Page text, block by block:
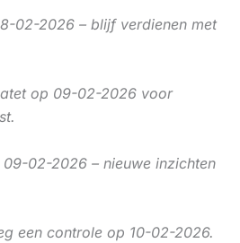
02-2026 – blijf verdienen met
op 09-02-2026 voor
02-2026 – nieuwe inzichten
een controle op 10-02-2026.